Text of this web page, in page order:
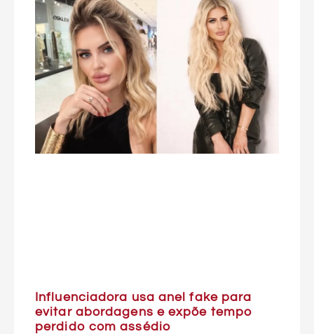
Influenciadora usa anel fake para
evitar abordagens e expõe tempo
perdido com assédio